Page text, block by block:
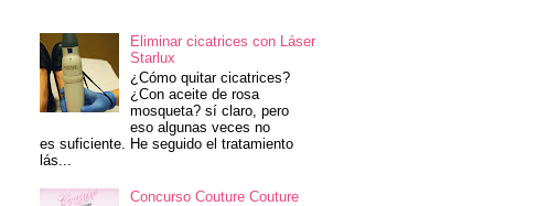
Eliminar cicatrices con Láser
Starlux
¿Cómo quitar cicatrices?
¿Con aceite de rosa
mosqueta? sí claro, pero
eso algunas veces no
es suficiente. He seguido el tratamiento
lás...
Concurso Couture Couture